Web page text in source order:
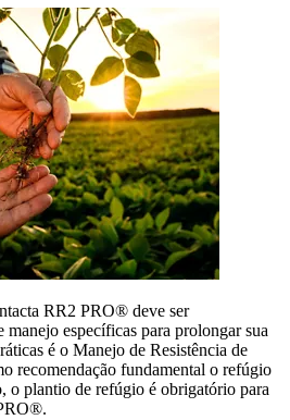
RR2 PRO® deve ser
manejo específicas para prolongar sua
é o Manejo de Resistência de
recomendação fundamental o refúgio
o plantio de refúgio é obrigatório para